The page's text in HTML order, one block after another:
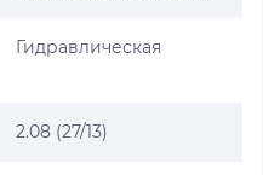
Гидравлическая
2.08 (27/13)